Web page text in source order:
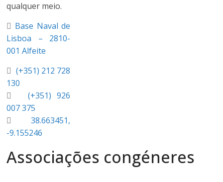
qualquer meio.
Base Naval de
Lisboa – 2810-
001 Alfeite
(+351) 212 728
130
(+351) 926
007 375
38.663451,
-9.155246
Associações congéneres